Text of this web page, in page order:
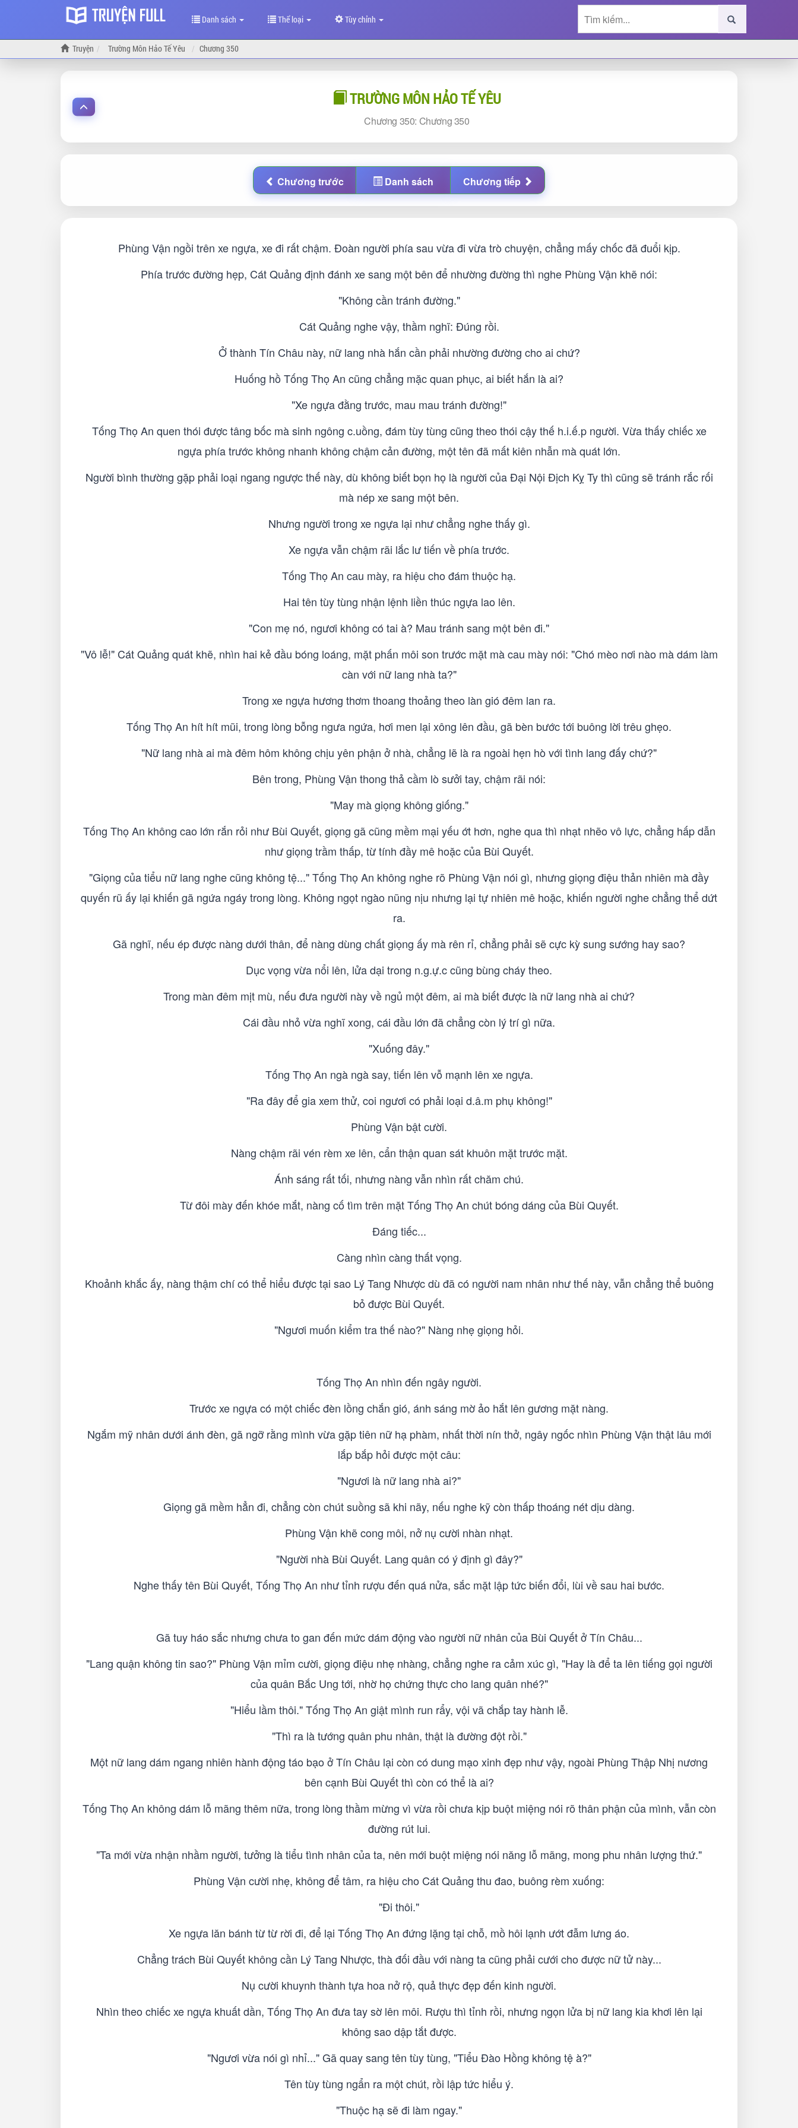
Danh sách Thể loại Tùy chỉnh
Truyện Trường Môn Hảo Tế Yêu Chương 350
TRƯỜNG MÔN HẢO TẾ YÊU
Chương 350: Chương350
Chương trước Danh sách Chương tiếp
Phùng Vận ngồi trên xe ngựa, xe đi rất chậm. Đoàn người phía sau vừa đi vừa trò chuyện, chẳng mấy chốc đã đuổi kịp.
Phía trước đường hẹp, Cát Quảng định đánh xe sang một bên để nhường đường thì nghe Phùng Vận khẽ nói:
"Không cần tránh đường."
Cát Quảng nghe vậy, thầm nghĩ: Đúng rồi.
Ở thành Tín Châu này, nữ lang nhà hắn cần phải nhường đường cho ai chứ?
Huống hồ Tống Thọ An cũng chẳng mặc quan phục, ai biết hắn là ai?
"Xe ngựa đằng trước, mau mau tránh đường!"
Tống Thọ An quen thói được tâng bốc mà sinh ngông c.uồng, đám tùy tùng cũng theo thói cậy thế h.i.ế.p người. Vừa thấy chiếc xe
ngựa phía trước không nhanh không chậm cản đường, một tên đã mất kiên nhẫn mà quát lớn.
Người bình thường gặp phải loại ngang ngược thế này, dù không biết bọn họ là người của Đại Nội Địch Kỵ Ty thì cũng sẽ tránh rắc rối
mà nép xe sang một bên.
Nhưng người trong xe ngựa lại như chẳng nghe thấy gì.
Xe ngựa vẫn chậm rãi lắc lư tiến về phía trước.
Tống Thọ An cau mày, ra hiệu cho đám thuộc hạ.
Hai tên tùy tùng nhận lệnh liền thúc ngựa lao lên.
"Con mẹ nó, ngươi không có tai à? Mau tránh sang một bên đi."
"Vô lễ!" Cát Quảng quát khẽ, nhìn hai kẻ đầu bóng loáng, mặt phấn môi son trước mặt mà cau mày nói: "Chó mèo nơi nào mà dám làm
càn với nữ lang nhà ta?"
Trong xe ngựa hương thơm thoang thoảng theo làn gió đêm lan ra.
Tống Thọ An hít hít mũi, trong lòng bỗng ngưa ngứa, hơi men lại xông lên đầu, gã bèn bước tới buông lời trêu ghẹo.
"Nữ lang nhà ai mà đêm hôm không chịu yên phận ở nhà, chẳng lẽ là ra ngoài hẹn hò với tình lang đấy chứ?"
Bên trong, Phùng Vận thong thả cầm lò sưởi tay, chậm rãi nói:
"May mà giọng không giống."
Tống Thọ An không cao lớn rắn rỏi như Bùi Quyết, giọng gã cũng mềm mại yếu ớt hơn, nghe qua thì nhạt nhẽo vô lực, chẳng hấp dẫn
như giọng trầm thấp, từ tính đầy mê hoặc của Bùi Quyết.
"Giọng của tiểu nữ lang nghe cũng không tệ..." Tống Thọ An không nghe rõ Phùng Vận nói gì, nhưng giọng điệu thản nhiên mà đầy
quyến rũ ấy lại khiến gã ngứa ngáy trong lòng. Không ngọt ngào nũng nịu nhưng lại tự nhiên mê hoặc, khiến người nghe chẳng thể dứt
ra.
Gã nghĩ, nếu ép được nàng dưới thân, để nàng dùng chất giọng ấy mà rên rỉ, chẳng phải sẽ cực kỳ sung sướng hay sao?
Dục vọng vừa nổi lên, lửa dại trong n.g.ự.c cũng bùng cháy theo.
Trong màn đêm mịt mù, nếu đưa người này về ngủ một đêm, ai mà biết được là nữ lang nhà ai chứ?
Cái đầu nhỏ vừa nghĩ xong, cái đầu lớn đã chẳng còn lý trí gì nữa.
"Xuống đây."
Tống Thọ An ngà ngà say, tiến lên vỗ mạnh lên xe ngựa.
"Ra đây để gia xem thử, coi ngươi có phải loại d.â.m phụ không!"
Phùng Vận bật cười.
Nàng chậm rãi vén rèm xe lên, cẩn thận quan sát khuôn mặt trước mặt.
Ánh sáng rất tối, nhưng nàng vẫn nhìn rất chăm chú.
Từ đôi mày đến khóe mắt, nàng cố tìm trên mặt Tống Thọ An chút bóng dáng của Bùi Quyết.
Đáng tiếc...
Càng nhìn càng thất vọng.
Khoảnh khắc ấy, nàng thậm chí có thể hiểu được tại sao Lý Tang Nhược dù đã có người nam nhân như thế này, vẫn chẳng thể buông
bỏ được Bùi Quyết.
"Ngươi muốn kiểm tra thế nào?" Nàng nhẹ giọng hỏi.
Tống Thọ An nhìn đến ngây người.
Trước xe ngựa có một chiếc đèn lồng chắn gió, ánh sáng mờ ảo hắt lên gương mặt nàng.
Ngắm mỹ nhân dưới ánh đèn, gã ngỡ rằng mình vừa gặp tiên nữ hạ phàm, nhất thời nín thở, ngây ngốc nhìn Phùng Vận thật lâu mới
lắp bắp hỏi được một câu:
"Ngươi là nữ lang nhà ai?"
Giọng gã mềm hẳn đi, chẳng còn chút suồng sã khi nãy, nếu nghe kỹ còn thấp thoáng nét dịu dàng.
Phùng Vận khẽ cong môi, nở nụ cười nhàn nhạt.
"Người nhà Bùi Quyết. Lang quân có ý định gì đây?"
Nghe thấy tên Bùi Quyết, Tống Thọ An như tỉnh rượu đến quá nửa, sắc mặt lập tức biến đổi, lùi về sau hai bước.
Gã tuy háo sắc nhưng chưa to gan đến mức dám động vào người nữ nhân của Bùi Quyết ở Tín Châu...
"Lang quận không tin sao?" Phùng Vận mỉm cười, giọng điệu nhẹ nhàng, chẳng nghe ra cảm xúc gì, "Hay là để ta lên tiếng gọi người
của quân Bắc Ung tới, nhờ họ chứng thực cho lang quân nhé?"
"Hiểu lầm thôi." Tống Thọ An giật mình run rẩy, vội vã chắp tay hành lễ.
"Thì ra là tướng quân phu nhân, thật là đường đột rồi."
Một nữ lang dám ngang nhiên hành động táo bạo ở Tín Châu lại còn có dung mạo xinh đẹp như vậy, ngoài Phùng Thập Nhị nương
bên cạnh Bùi Quyết thì còn có thể là ai?
Tống Thọ An không dám lỗ mãng thêm nữa, trong lòng thầm mừng vì vừa rồi chưa kịp buột miệng nói rõ thân phận của mình, vẫn còn
đường rút lui.
"Ta mới vừa nhận nhầm người, tưởng là tiểu tình nhân của ta, nên mới buột miệng nói năng lỗ mãng, mong phu nhân lượng thứ."
Phùng Vận cười nhẹ, không để tâm, ra hiệu cho Cát Quảng thu đao, buông rèm xuống:
"Đi thôi."
Xe ngựa lăn bánh từ từ rời đi, để lại Tống Thọ An đứng lặng tại chỗ, mồ hôi lạnh ướt đẫm lưng áo.
Chẳng trách Bùi Quyết không cần Lý Tang Nhược, thà đối đầu với nàng ta cũng phải cưới cho được nữ tử này...
Nụ cười khuynh thành tựa hoa nở rộ, quả thực đẹp đến kinh người.
Nhìn theo chiếc xe ngựa khuất dần, Tống Thọ An đưa tay sờ lên môi. Rượu thì tỉnh rồi, nhưng ngọn lửa bị nữ lang kia khơi lên lại
không sao dập tắt được.
"Ngươi vừa nói gì nhỉ..." Gã quay sang tên tùy tùng, "Tiểu Đào Hồng không tệ à?"
Tên tùy tùng ngẩn ra một chút, rồi lập tức hiểu ý.
"Thuộc hạ sẽ đi làm ngay."